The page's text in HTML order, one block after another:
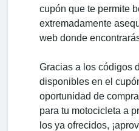
cupón que te permite
extremadamente
web donde
Gracias a los códigos
disponibles en el
oportunidad de
para tu motocicleta a
los ya ofrecidos,